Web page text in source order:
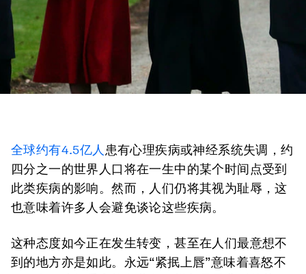
全球约有4.5亿人 患有心理疾病或神经系统失调，约
四分之一的世界人口将在一生中的某个时间点受到
此类疾病的影响。然而，人们仍将其视为耻辱，这
也意味着许多人会避免谈论这些疾病。
这种态度如今正在发生转变，甚至在人们最意想不
到的地方亦是如此。永远“紧抿上唇”意味着喜怒不